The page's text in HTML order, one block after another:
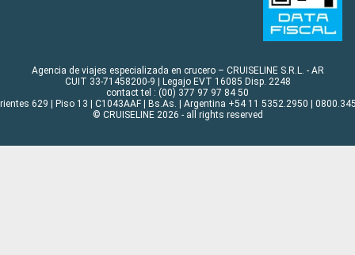
Agencia de viajes especializada en crucero – CRUISELINE S.R.L. - AR
CUIT 33-71458200-9 | Legajo EVT 16085 Disp. 2248
contact tel : (00) 377 97 97 84 50
629 | Piso 13 | C1043AAF | Bs.As. | Argentina +54 11 5352.2950 |
© CRUISELINE 2026 - all rights reserved